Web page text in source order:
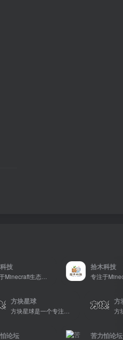
专注于Minecraft生态建设
拾木科技
方块星球
坛 苦力怕论坛